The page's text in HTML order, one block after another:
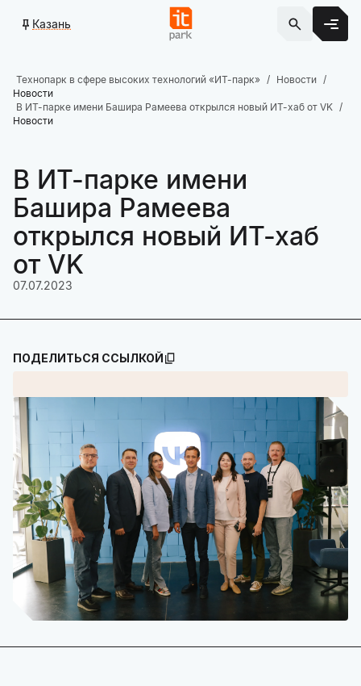
Казань
Технопарк в сфере высоких технологий «ИТ-парк»
Новости
Новости
В ИТ-парке имени Башира Рамеева открылся новый ИТ-хаб от VK
Новости
В ИТ-парке имени
Башира Рамеева
открылся новый ИТ-хаб
от VK
07.07.2023
ПОДЕЛИТЬСЯ ССЫЛКОЙ